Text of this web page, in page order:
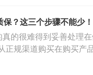
保？这三个步骤不能少！
真的很难得到妥善处理
正规渠道购买在购买